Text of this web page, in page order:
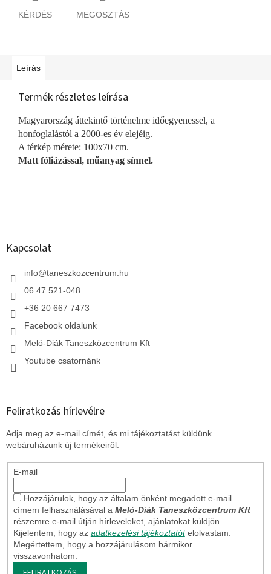
KÉRDÉS MEGOSZTÁS
Leírás
Termék részletes leírása
Magyarország áttekintő történelme időegyenessel, a
honfoglalástól a 2000-es év elejéig.
A térkép mérete: 100x70 cm.
Matt fóliázással, műanyag sínnel.
L
Kapcsolat
info@taneszkozcentrum.hu
06 47 521-048
+36 20 667 7473
Facebook oldalunk
Meló-Diák Taneszközcentrum Kft
Youtube csatornánk
Feliratkozás hírlevélre
Adja meg az e-mail címét, és mi tájékoztatást küldünk
webáruházunk új termékeiről.
E-mail
Hozzájárulok, hogy az általam önként megadott e-mail
címem felhasználásával a Meló-Diák Taneszközcentrum Kft
részemre e-mail útján hírleveleket, ajánlatokat küldjön.
Kijelentem, hogy az adatkezelési tájékoztatót elolvastam.
Megértettem, hogy a hozzájárulásom bármikor
visszavonhatom.